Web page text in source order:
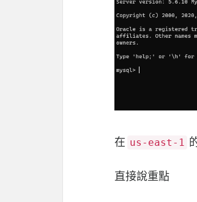
在 us-east-1
直接說重點